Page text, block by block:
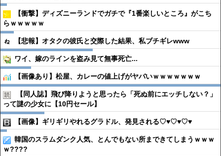
【衝撃】ディズニーランドでガチで『1番楽しいところ』がこち
らｗｗｗｗｗ
【悲報】オタクの彼氏と交際した結果、私ブチギレwww
ワイ、嫁のラインを盗み見て無事死亡...
【画像あり】松屋、カレーの値上げがヤバいｗｗｗｗｗｗｗ
【同人誌】飛び降りようと思ったら「死ぬ前にエッチしない？」
って謎の少女に【10円セール】
【画像】ギリギリやれるグラドル、発見される♡♥♡♥♡♥
韓国のスラムダンク人気、とんでもない所まできてしまうｗｗｗ
ｗ????